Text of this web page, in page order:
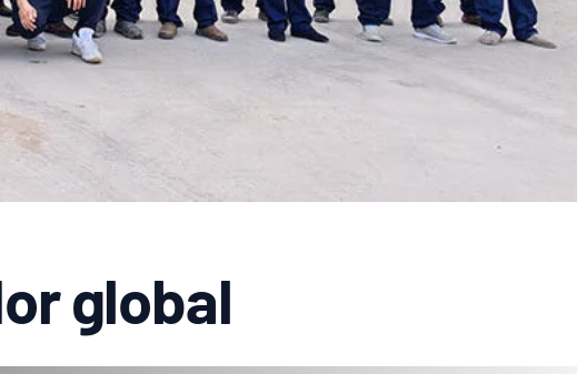
global